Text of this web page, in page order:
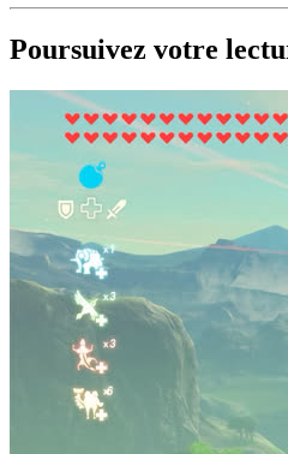
Poursuivez votre